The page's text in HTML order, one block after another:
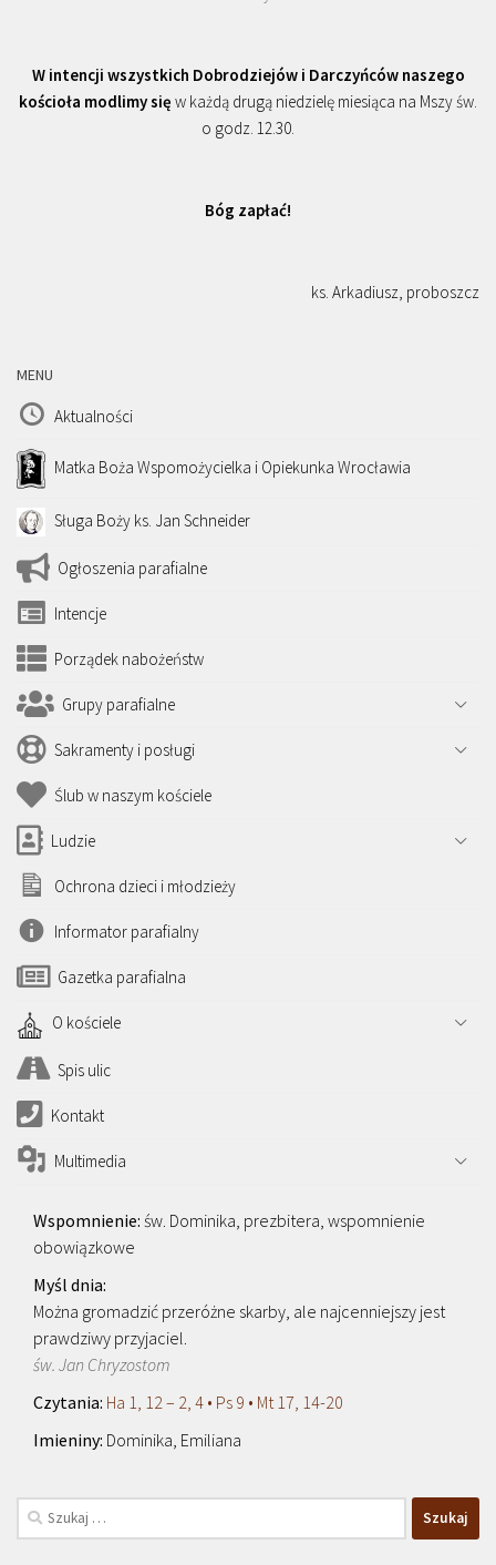
W intencji wszystkich Dobrodziejów i Darczyńców naszego
kościoła modlimy się w każdą drugą niedzielę miesiąca na Mszy św.
o godz. 12.30.
Bóg zapłać!
ks. Arkadiusz, proboszcz
MENU
Aktualności
Matka Boża Wspomożycielka i Opiekunka Wrocławia
Sługa Boży ks. Jan Schneider
Ogłoszenia parafialne
Intencje
Porządek nabożeństw
Grupy parafialne
Sakramenty i posługi
Ślub w naszym kościele
Ludzie
Ochrona dzieci i młodzieży
Informator parafialny
Gazetka parafialna
O kościele
Spis ulic
Kontakt
Multimedia
św. Dominika, prezbitera, wspomnienie
obowiązkowe
Można gromadzić przeróżne skarby, ale najcenniejszy jest
prawdziwy przyjaciel.
św. Jan Chryzostom
Ha 1, 12 – 2, 4 • Ps 9 • Mt 17, 14-20
Dominika, Emiliana
Szukaj: